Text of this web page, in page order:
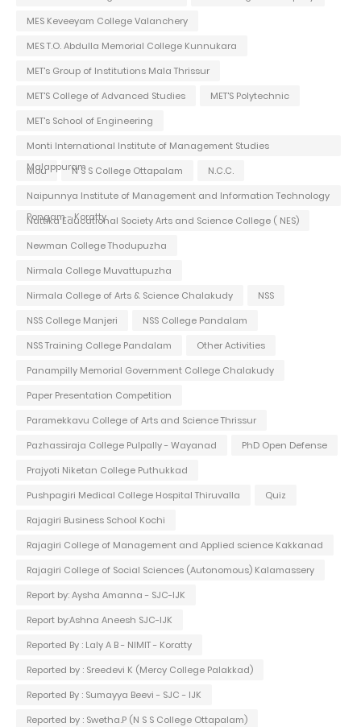
MES Keveeyam College Valanchery
MES T.O. Abdulla Memorial College Kunnukara
MET's Group of Institutions Mala Thrissur
MET'S College of Advanced Studies
MET'S Polytechnic
MET's School of Engineering
Monti International Institute of Management Studies
Malappuram
Mou N S S College Ottapalam
N.C.C.
Naipunnya Institute of Management and Information Technology
Pongam - Koratty
Nattika Educational Society Arts and Science College ( NES)
Newman College Thodupuzha
Nirmala College Muvattupuzha
Nirmala College of Arts & Science Chalakudy
NSS
NSS College Manjeri
NSS College Pandalam
NSS Training College Pandalam
Other Activities
Panampilly Memorial Government College Chalakudy
Paper Presentation Competition
Paramekkavu College of Arts and Science Thrissur
Pazhassiraja College Pulpally - Wayanad
PhD Open Defense
Prajyoti Niketan College Puthukkad
Pushpagiri Medical College Hospital Thiruvalla
Quiz
Rajagiri Business School Kochi
Rajagiri College of Management and Applied science Kakkanad
Rajagiri College of Social Sciences (Autonomous) Kalamassery
Report by: Aysha Amanna - SJC-IJK
Report by:Ashna Aneesh SJC-IJK
Reported By : Laly A B - NIMIT - Koratty
Reported by : Sreedevi K (Mercy College Palakkad)
Reported By : Sumayya Beevi - SJC - IJK
Reported by : Swetha.P (N S S College Ottapalam)